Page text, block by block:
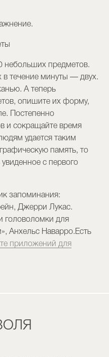
небольших предметов.
в течение минуты — двух.
А теперь
опишите их форму,
Постепенно
и сокращайте время
удается таким
память, то
с первого
запоминания:
Джерри Лукас.
головоломки для
Анхельс Наварро.Есть
приложений для